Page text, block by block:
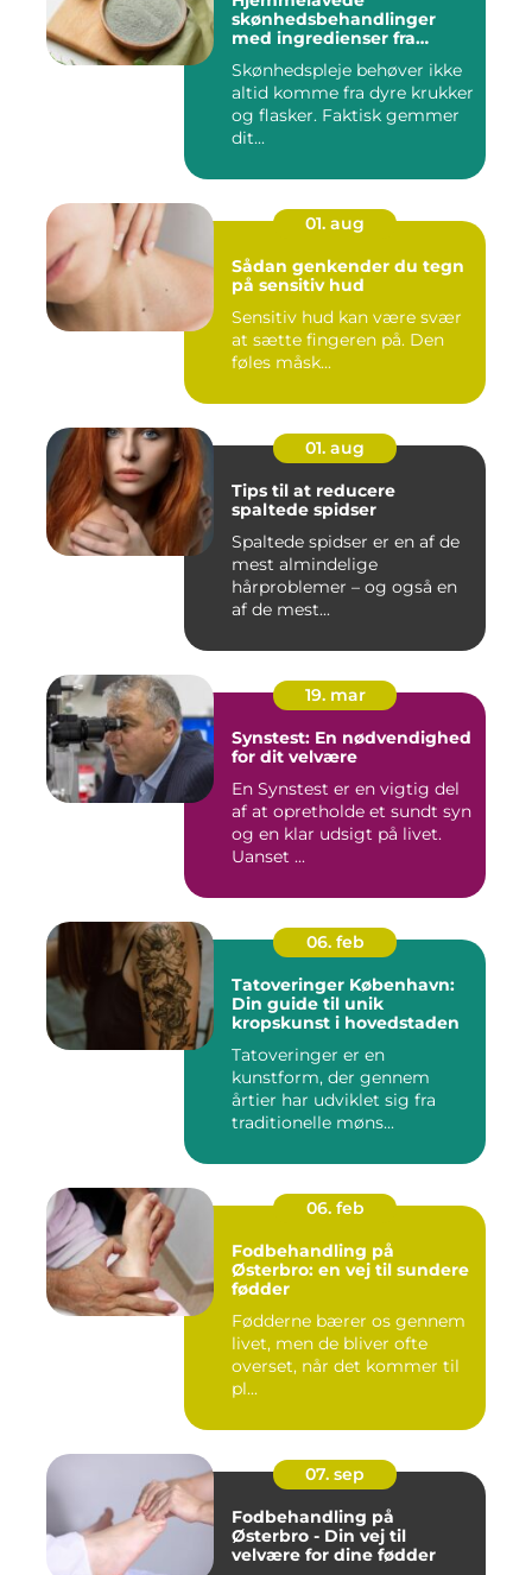
skønhedsbehandlinger
med ingredienser fra
Skønhedspleje behøver ikke
altid komme fra dyre krukker
og flasker. Faktisk gemmer
dit...
01. aug
Sådan genkender du tegn
på sensitiv hud
Sensitiv hud kan være svær
at sætte fingeren på. Den
føles måsk...
01. aug
Tips til at reducere
spaltede spidser
Spaltede spidser er en af de
mest almindelige
hårproblemer – og også en
af de mest...
19. mar
Synstest: En nødvendighed
for dit velvære
En Synstest er en vigtig del
af at opretholde et sundt syn
og en klar udsigt på livet.
Uanset ...
06. feb
Tatoveringer København:
Din guide til unik
kropskunst i hovedstaden
Tatoveringer er en
kunstform, der gennem
årtier har udviklet sig fra
traditionelle møns...
06. feb
Fodbehandling på
Østerbro: en vej til sundere
fødder
Fødderne bærer os gennem
livet, men de bliver ofte
overset, når det kommer til
pl...
07. sep
Fodbehandling på
Østerbro - Din vej til
velvære for dine fødder